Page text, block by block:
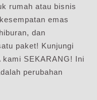
rumah atau bisnis
emas
dan
paket! Kunjungi
kami SEKARANG! Ini
perubahan